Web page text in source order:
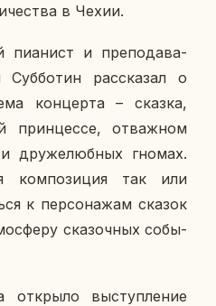
в Чехии.
пи­а­нист и пре­по­да­ва­
рас­ска­зал о
кон­цер­та – сказка,
прин­цес­се, от­важ­ном
дру­же­люб­ных гномах.
ком­по­зи­ция так или
к пер­со­на­жам сказок
ска­зоч­ных со­бы­
от­кры­ло вы­ступ­ле­ние